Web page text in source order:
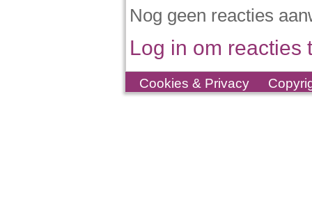
Nog geen reacties
Log in om reacties
Cookies & Privacy